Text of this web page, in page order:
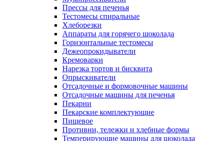
Прессы для печенья
Тестомесы спиральные
Хлеборезки
Аппараты для горячего шоколада
Горизонтальные тестомесы
Дежеопрокидыватели
Кремоварки
Нарезка тортов и бисквита
Опрыскиватели
Отсадочные и формовочные машины
Отсадочные машины для печенья
Пекарни
Пекарские комплектующие
Пищевое
Противни, тележки и хлебные формы
Темперирующие машины для шоколада